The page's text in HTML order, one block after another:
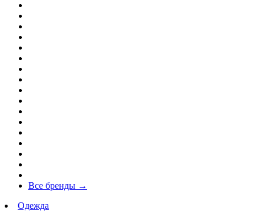
Все бренды →
Одежда